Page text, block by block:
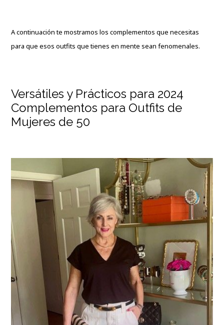
A continuación te mostramos los complementos que necesitas
para que esos outfits que tienes en mente sean fenomenales.
Versátiles y Prácticos para 2024
Complementos para Outfits de
Mujeres de 50